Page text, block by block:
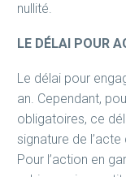
nullité.
LE DÉLAI POUR
Le délai pour
an. Cependant,
obligatoires, ce
signature de l’acte
Pour l’action en